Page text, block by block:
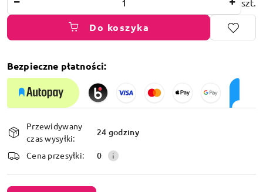
szt.
Do koszyka
Bezpieczne płatności:
Dostępność
i
dostawa
Przewidywany
czas wysyłki:
24 godziny
Cena przesyłki: 0